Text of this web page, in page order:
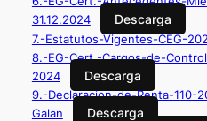
31.12.2024
Descarga
7.-Estatutos-Vigentes-CEG-
8.-EG-Cert.-Cargos-de-
2024
Descarga
9.-Declaracion-de-Renta-110-
Galan
Descarga